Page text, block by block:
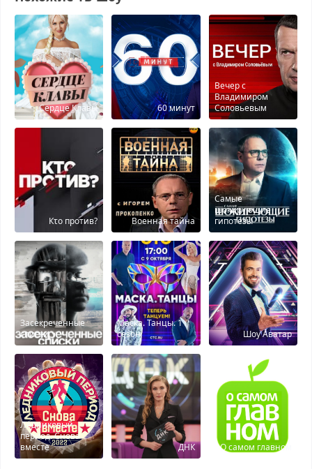
Сердце Клавы 60 минут
Вечер с
Владимиром
Соловьевым
Кτо против? Военная тайна
Самые
шокирующие
гипотезы
Засекреченные
списки
Маска. Танцы. 1
сезон
Шоу Аватар
Ледниковый
период. Снова
вместе
ДНК О самом главном